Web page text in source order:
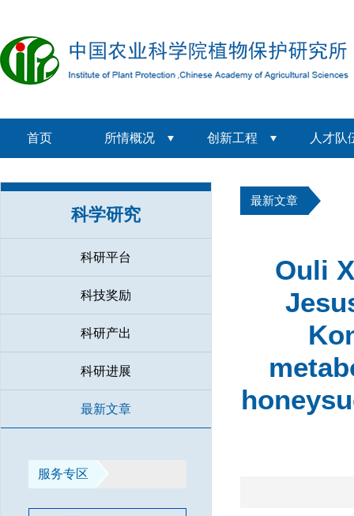
首页 所情概况 创新工程 人才队
科学研究
科研平台
科技奖励
科研产出
科研进展
最新文章
服务专区
最新文章
Ouli